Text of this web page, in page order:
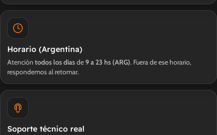
Horario (Argentina)
Atención todos los díasde9 a 23 hs (ARG). Fuera de ese horario,
respondemos al retomar.
Soporte técnico real